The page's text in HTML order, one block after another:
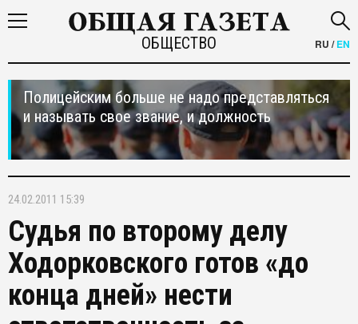
ОБЩЕСТВО RU /EN
Полицейским больше не надо представляться
и называть свое звание, и должность
24.02.2011 15:39
Судья по второму делу
Ходорковского готов «до
конца дней» нести